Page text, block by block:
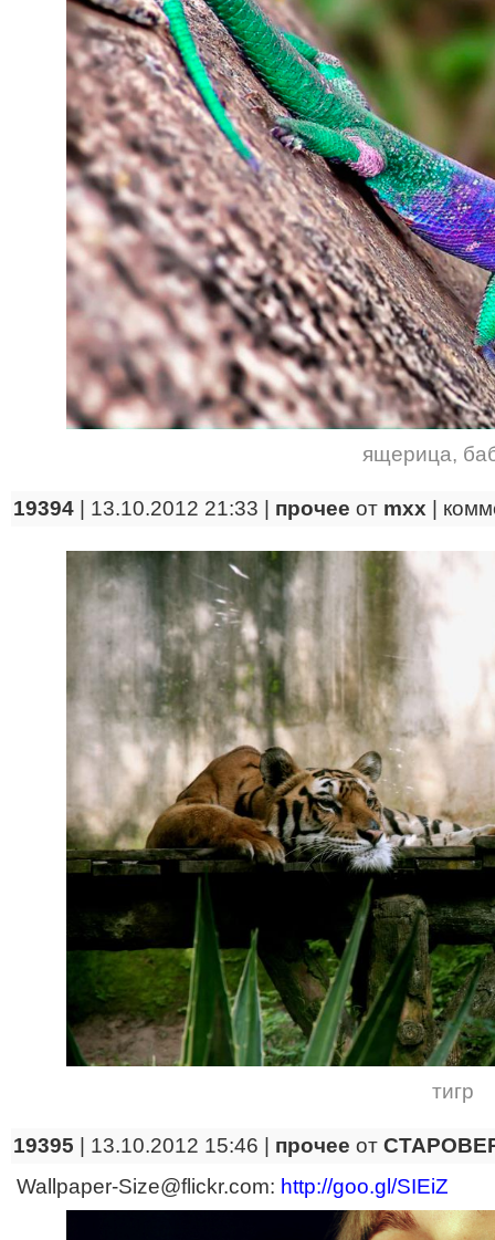
ящерица,
19394 | 13.10.2012 21:33 | прочее от mxx
тигр
19395 | 13.10.2012 15:46 | прочее от
Wallpaper-Size@flickr.com: http://goo.gl/SIEiZ